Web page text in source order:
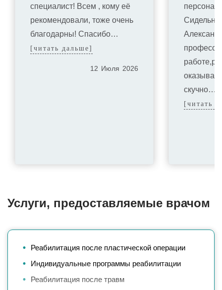
специалист! Всем , кому её
рекомендовали, тоже очень
благодарны! Спасибо…
[читать дальше]
12 Июля 2026
скучно…
[читать
Услуги, предоставляемые врачом
Реабилитация после пластической операции
Индивидуальные программы реабилитации
Реабилитация после травм